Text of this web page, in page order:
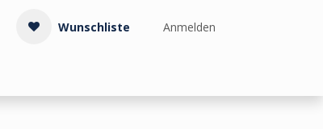
Wunschliste Anmelden